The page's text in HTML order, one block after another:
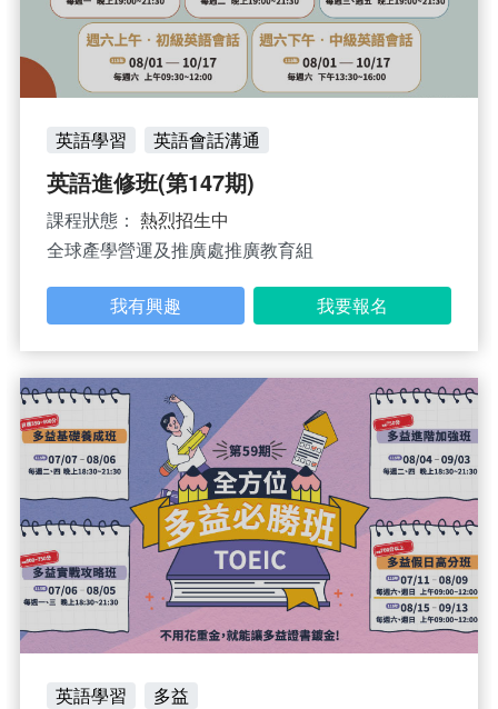
英語學習 英語會話溝通
英語進修班(第147期)
課程狀態： 熱烈招生中
全球產學營運及推廣處推廣教育組
我有興趣 我要報名
英語學習 多益